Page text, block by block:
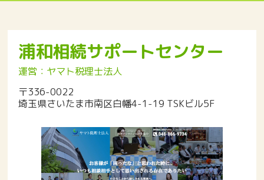
浦和相続サポートセンター
運営：ヤマト税理士法人
〒336-0022
埼玉県さいたま市南区白幡4-1-19 TSKビル5F